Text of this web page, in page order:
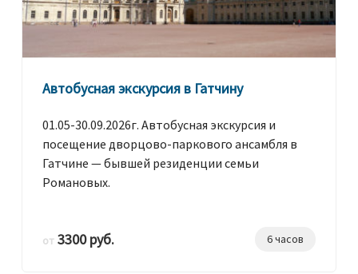
Автобусная экскурсия в Гатчину
01.05-30.09.2026г. Автобусная экскурсия и
посещение дворцово-паркового ансамбля в
Гатчине — бывшей резиденции семьи
Романовых.
от 3300 руб. 6 часов